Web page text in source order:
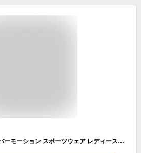
DELLING（デリング）エバーモーション スポーツウェア レディース 長袖 Tシャツ インナー スポーツ ゴルフ テニス ジム ランニング サッカー シャツ 吸汗速乾 UV ストレッチ ラッシュガード ロングスリーブ 春 夏 秋 冬